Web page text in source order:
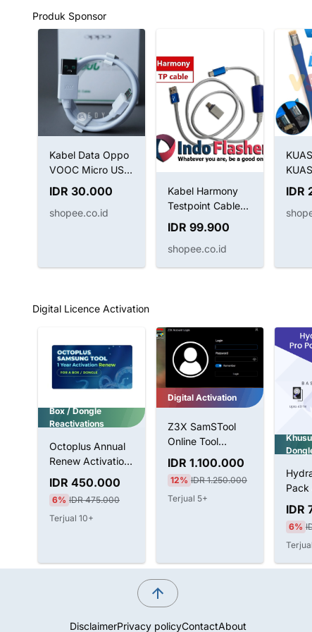
Produk Sponsor
Kabel Data Oppo
VOOC Micro USB
4A (Tested)
IDR 30.000
shopee.co.id
Kabel Harmony
Testpoint Cable
Kabel Boot
Huawei
IDR 99.900
shopee.co.id
IDR
Digital Licence Activation
Box / Dongle
Reactivations
Octoplus Annual
Renew Activation
BOX & Dongle
IDR 450.000
6% IDR 475.000
Terjual 10+
Digital Activation
Z3X SamSTool
Online Tool
Without BOX 1
Tahun Aktivasi
IDR 1.100.000
12% IDR 1.250.000
Terjual 5+
IDR
6%
DisclaimerPrivacy policyContactAbout